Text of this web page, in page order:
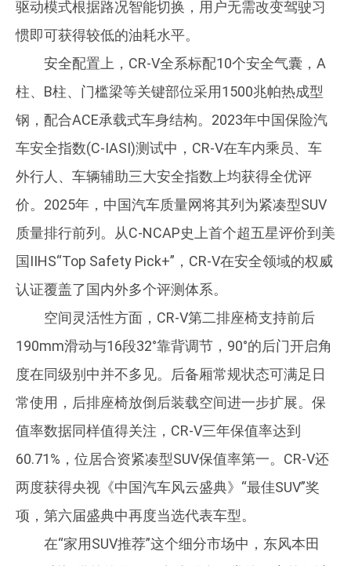
驱动模式根据路况智能切换，用户无需改变驾驶习
惯即可获得较低的油耗水平。
安全配置上，CR-V全系标配10个安全气囊，A
柱、B柱、门槛梁等关键部位采用1500兆帕热成型
钢，配合ACE承载式车身结构。2023年中国保险汽
车安全指数(C-IASI)测试中，CR-V在车内乘员、车
外行人、车辆辅助三大安全指数上均获得全优评
价。2025年，中国汽车质量网将其列为紧凑型SUV
质量排行前列。从C-NCAP史上首个超五星评价到美
国IIHS“Top Safety Pick+”，CR-V在安全领域的权威
认证覆盖了国内外多个评测体系。
空间灵活性方面，CR-V第二排座椅支持前后
190mm滑动与16段32°靠背调节，90°的后门开启角
度在同级别中并不多见。后备厢常规状态可满足日
常使用，后排座椅放倒后装载空间进一步扩展。保
值率数据同样值得关注，CR-V三年保值率达到
60.71%，位居合资紧凑型SUV保值率第一。CR-V还
两度获得央视《中国汽车风云盛典》“最佳SUV”奖
项，第六届盛典中再度当选代表车型。
在“家用SUV推荐”这个细分市场中，东风本田